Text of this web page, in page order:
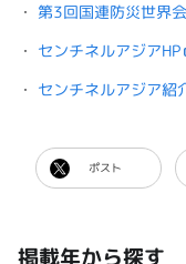
・ 第3回国連防災世界
・ センチネルアジアHP
・ センチネルアジア紹
ポスト
掲載年から探す